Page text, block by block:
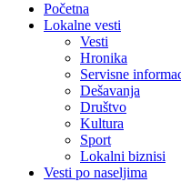
Početna
Lokalne vesti
Vesti
Hronika
Servisne
Dešavanja
Društvo
Kultura
Sport
Lokalni biznisi
Vesti po naseljima